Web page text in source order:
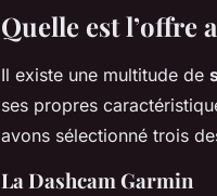
Quelle est l’offre
Il existe une multitude de
ses propres
avons sélectionné trois
La Dashcam Garmin